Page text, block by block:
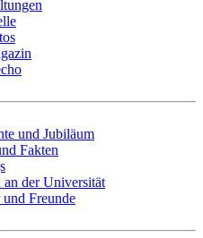
und Jubiläum
Fakten
an der Universität
und Freunde